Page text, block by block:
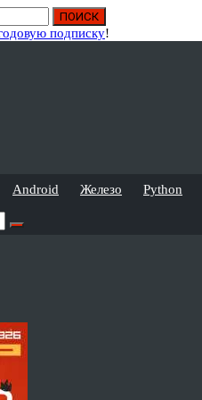
подписку!
Android Железо Python